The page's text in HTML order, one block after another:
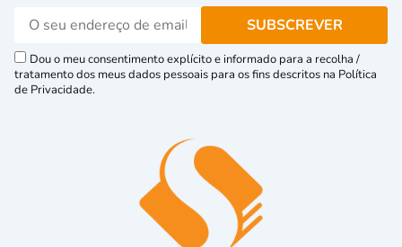
Dou o meu consentimento explícito e informado para a recolha /
tratamento dos meus dados pessoais para os fins descritos na Política
de Privacidade.